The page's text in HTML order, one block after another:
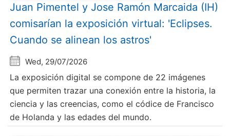
Juan Pimentel y Jose Ramón Marcaida (IH)
comisarían la exposición virtual: 'Eclipses.
Cuando se alinean los astros'
Wed, 29/07/2026
La exposición digital se compone de 22 imágenes
que permiten trazar una conexión entre la historia, la
ciencia y las creencias, como el códice de Francisco
de Holanda y las edades del mundo.